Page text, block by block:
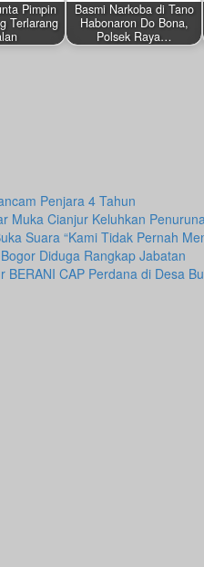
Pimpin
Terlarang
Basmi Narkoba di Tano
Habonaron Do Bona,
Polsek Raya…
Penjara 4 Tahun
Muka Cianjur Keluhkan
Suara “Kami Tidak Pernah
Diduga Rangkap Jabatan
CAP Perdana di Desa